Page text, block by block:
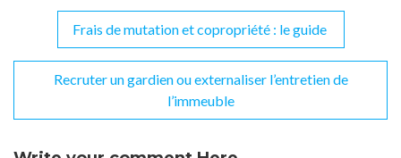
Navigation
de
Frais de mutation et copropriété : le guide
Recruter un gardien ou externaliser l’entretien de
l’immeuble